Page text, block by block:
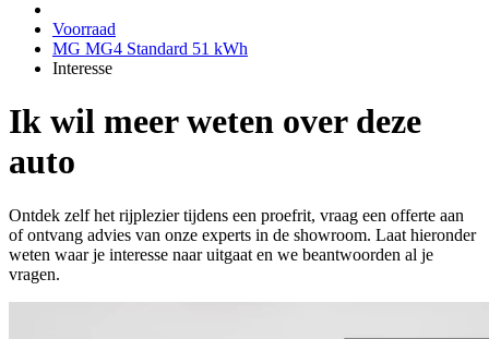
Voorraad
MG MG4 Standard 51 kWh
Interesse
Ik wil meer weten over deze
auto
Ontdek zelf het rijplezier tijdens een proefrit, vraag een offerte aan
of ontvang advies van onze experts in de showroom. Laat hieronder
weten waar je interesse naar uitgaat en we beantwoorden al je
vragen.